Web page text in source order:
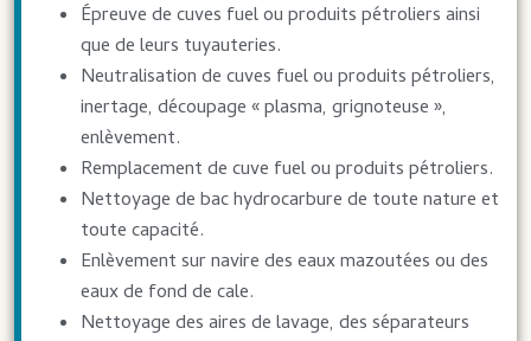
Épreuve de cuves fuel ou produits pétroliers ainsi
que de leurs tuyauteries.
Neutralisation de cuves fuel ou produits pétroliers,
inertage, découpage « plasma, grignoteuse »,
enlèvement.
Remplacement de cuve fuel ou produits pétroliers.
Nettoyage de bac hydrocarbure de toute nature et
toute capacité.
Enlèvement sur navire des eaux mazoutées ou des
eaux de fond de cale.
Nettoyage des aires de lavage, des séparateurs